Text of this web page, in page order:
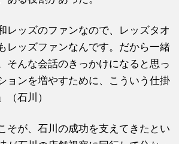
レッズのファンなので、レッズタオ
レッズファンなんです。だから一緒
そんな会話のきっかけになると思っ
ョンを増やすために、こういう仕掛
（石川）
そが、石川の成功を支えてきたとい